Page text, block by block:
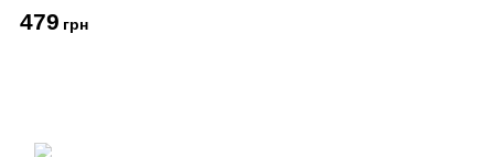
450
Grey
479 грн